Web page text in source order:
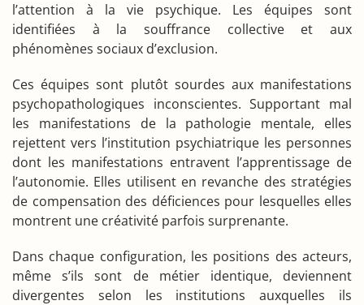
l’attention à la vie psychique. Les équipes sont
identifiées à la souffrance collective et aux
phénomènes sociaux d’exclusion.
Ces équipes sont plutôt sourdes aux manifestations
psychopathologiques inconscientes. Supportant mal
les manifestations de la pathologie mentale, elles
rejettent vers l’institution psychiatrique les personnes
dont les manifestations entravent l’apprentissage de
l’autonomie. Elles utilisent en revanche des stratégies
de compensation des déficiences pour lesquelles elles
montrent une créativité parfois surprenante.
Dans chaque configuration, les positions des acteurs,
même s’ils sont de métier identique, deviennent
divergentes selon les institutions auxquelles ils